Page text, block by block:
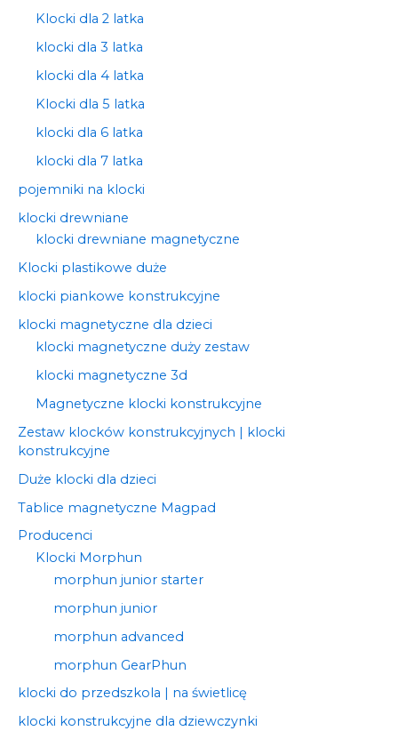
Klocki dla 2 latka
klocki dla 3 latka
klocki dla 4 latka
Klocki dla 5 latka
klocki dla 6 latka
klocki dla 7 latka
pojemniki na klocki
klocki drewniane
klocki drewniane magnetyczne
Klocki plastikowe duże
klocki piankowe konstrukcyjne
klocki magnetyczne dla dzieci
klocki magnetyczne duży zestaw
klocki magnetyczne 3d
Magnetyczne klocki konstrukcyjne
Zestaw klocków konstrukcyjnych | klocki
konstrukcyjne
Duże klocki dla dzieci
Tablice magnetyczne Magpad
Producenci
Klocki Morphun
morphun junior starter
morphun junior
morphun advanced
morphun GearPhun
klocki do przedszkola | na świetlicę
klocki konstrukcyjne dla dziewczynki